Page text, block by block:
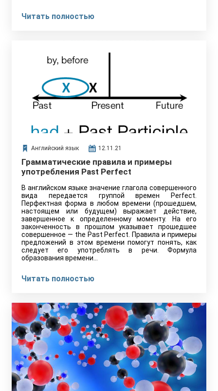
Читать полностью
Английский язык 12.11.21
Грамматические правила и примеры
употребления Past Perfect
В английском языке значение глагола совершенного
вида передается группой времен Perfect.
Перфектная форма в любом времени (прошедшем,
настоящем или будущем) выражает действие,
завершенное к определенному моменту. На его
законченность в прошлом указывает прошедшее
совершенное — the Past Perfect. Правила и примеры
предложений в этом времени помогут понять, как
следует его употреблять в речи. Формула
образования времени…
Читать полностью